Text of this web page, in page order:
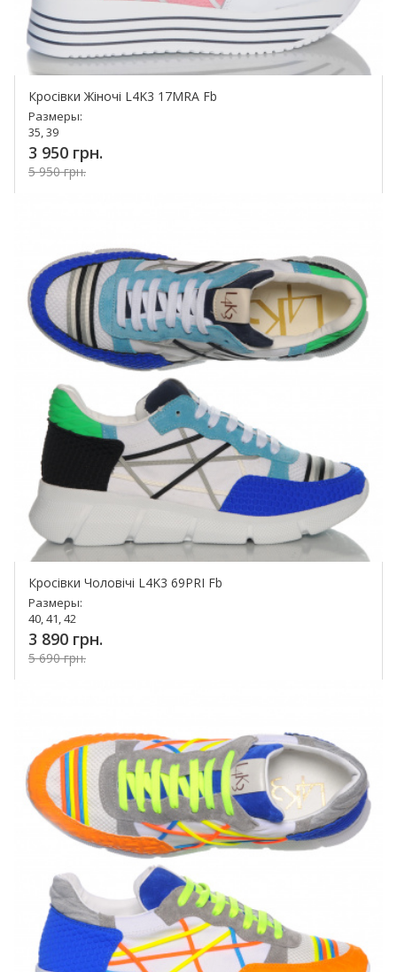
Кросівки Жіночі L4K3 17MRA Fb
Размеры:
35, 39
3 950 грн.
5 950 грн.
Кросівки Чоловічі L4K3 69PRI Fb
Размеры:
40, 41, 42
3 890 грн.
5 690 грн.